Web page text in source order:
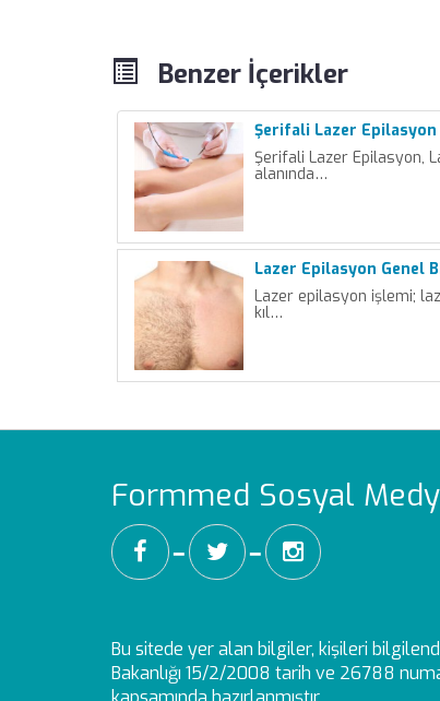
Benzer İçerikler
Şerifali Lazer Epilasyon
Şerifali Lazer Epilasyon,
alanında…
Lazer Epilasyon Genel
Lazer epilasyon işlemi;
kıl…
Formmed Sosyal
━ ━
Bu sitede yer alan bilgiler, kişileri
Bakanlığı 15/2/2008 tarih ve 26788